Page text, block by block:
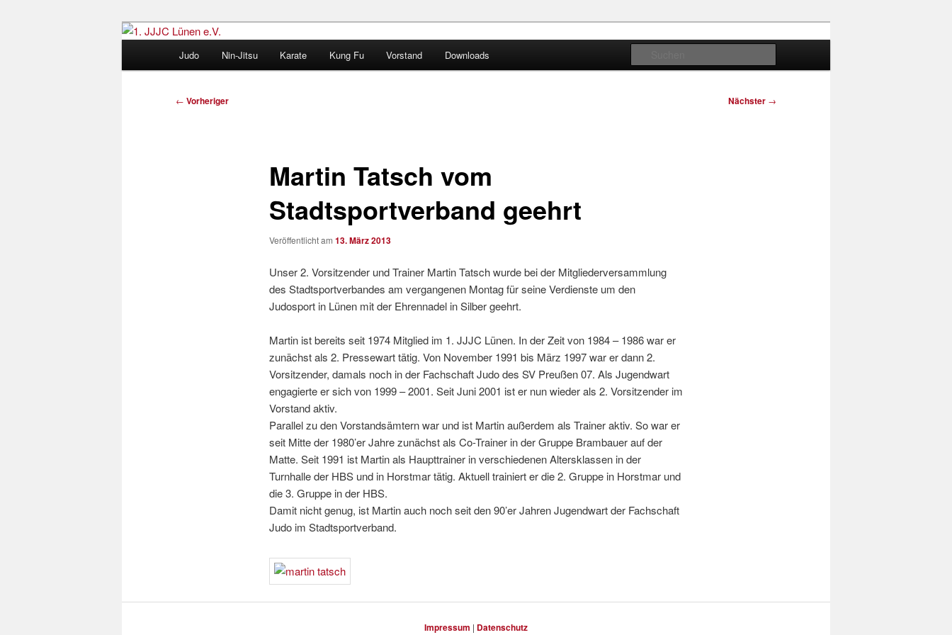
1. JJJC Lünen e.V.
Judo und Ninjitsu
Judo Nin-Jitsu Karate Kung Fu Vorstand Downloads
Beitragsnavigation
← Vorheriger Nächster →
Martin Tatsch vom
Stadtsportverband geehrt
Veröffentlicht am 13. März 2013
Unser 2. Vorsitzender und Trainer Martin Tatsch wurde bei der Mitgliederversammlung
des Stadtsportverbandes am vergangenen Montag für seine Verdienste um den
Judosport in Lünen mit der Ehrennadel in Silber geehrt.
Martin ist bereits seit 1974 Mitglied im 1. JJJC Lünen. In der Zeit von 1984 – 1986 war er
zunächst als 2. Pressewart tätig. Von November 1991 bis März 1997 war er dann 2.
Vorsitzender, damals noch in der Fachschaft Judo des SV Preußen 07. Als Jugendwart
engagierte er sich von 1999 – 2001. Seit Juni 2001 ist er nun wieder als 2. Vorsitzender im
Vorstand aktiv.
Parallel zu den Vorstandsämtern war und ist Martin außerdem als Trainer aktiv. So war er
seit Mitte der 1980’er Jahre zunächst als Co-Trainer in der Gruppe Brambauer auf der
Matte. Seit 1991 ist Martin als Haupttrainer in verschiedenen Altersklassen in der
Turnhalle der HBS und in Horstmar tätig. Aktuell trainiert er die 2. Gruppe in Horstmar und
die 3. Gruppe in der HBS.
Damit nicht genug, ist Martin auch noch seit den 90’er Jahren Jugendwart der Fachschaft
Judo im Stadtsportverband.
Impressum | Datenschutz